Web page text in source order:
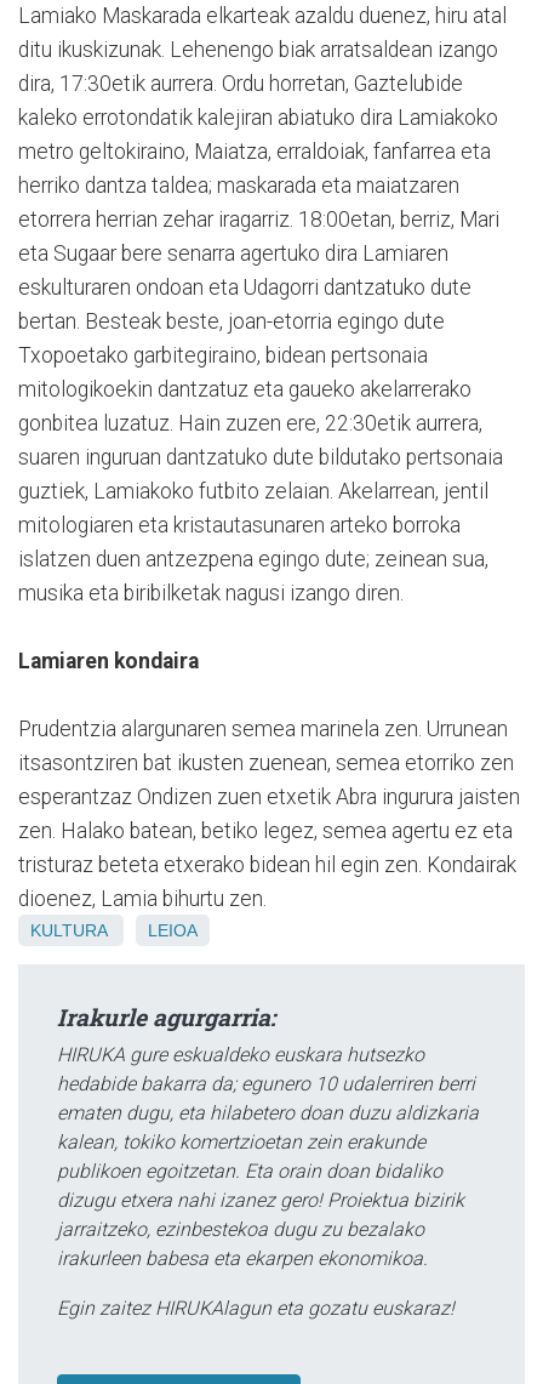
Lamiako Maskarada elkarteak azaldu duenez, hiru atal
ditu ikuskizunak. Lehenengo biak arratsaldean izango
dira, 17:30etik aurrera. Ordu horretan, Gaztelubide
kaleko errotondatik kalejiran abiatuko dira Lamiakoko
metro geltokiraino, Maiatza, erraldoiak, fanfarrea eta
herriko dantza taldea; maskarada eta maiatzaren
etorrera herrian zehar iragarriz. 18:00etan, berriz, Mari
eta Sugaar bere senarra agertuko dira Lamiaren
eskulturaren ondoan eta Udagorri dantzatuko dute
bertan. Besteak beste, joan-etorria egingo dute
Txopoetako garbitegiraino, bidean pertsonaia
mitologikoekin dantzatuz eta gaueko akelarrerako
gonbitea luzatuz. Hain zuzen ere, 22:30etik aurrera,
suaren inguruan dantzatuko dute bildutako pertsonaia
guztiek, Lamiakoko futbito zelaian. Akelarrean, jentil
mitologiaren eta kristautasunaren arteko borroka
islatzen duen antzezpena egingo dute; zeinean sua,
musika eta biribilketak nagusi izango diren.
Lamiaren kondaira
Prudentzia alargunaren semea marinela zen. Urrunean
itsasontziren bat ikusten zuenean, semea etorriko zen
esperantzaz Ondizen zuen etxetik Abra ingurura jaisten
zen. Halako batean, betiko legez, semea agertu ez eta
tristuraz beteta etxerako bidean hil egin zen. Kondairak
dioenez, Lamia bihurtu zen.
KULTURA LEIOA
Irakurle agurgarria:
HIRUKA gure eskualdeko euskara hutsezko
hedabide bakarra da; egunero 10 udalerriren berri
ematen dugu, eta hilabetero doan duzu aldizkaria
kalean, tokiko komertzioetan zein erakunde
publikoen egoitzetan. Eta orain doan bidaliko
dizugu etxera nahi izanez gero! Proiektua bizirik
jarraitzeko, ezinbestekoa dugu zu bezalako
irakurleen babesa eta ekarpen ekonomikoa.
Egin zaitez HIRUKAlagun eta gozatu euskaraz!